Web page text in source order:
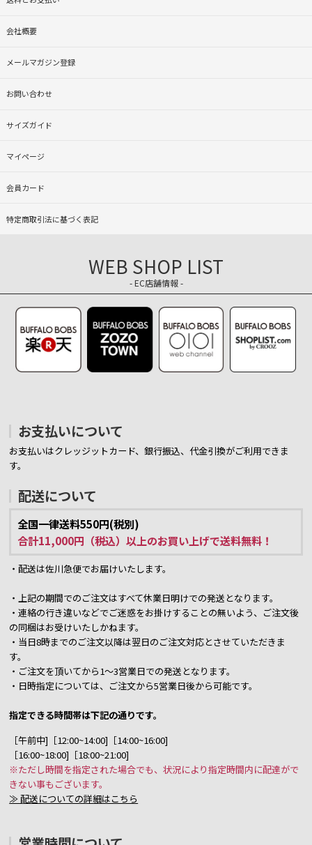
会社概要
メールマガジン登録
お問い合わせ
サイズガイド
マイページ
会員カード
特定商取引法に基づく表記
WEB SHOP LIST
- EC店舗情報 -
お支払いについて
お支払いはクレッジットカード、銀行振込、代金引換がご利用できま
す。
配送について
全国一律送料550円(税別)
合計11,000円（税込）以上のお買い上げで送料無料！
・配送は佐川急便でお届けいたします。
・上記の期間でのご注文はすべて休業日明けでの発送となります。
・連絡の行き違いなどでご迷惑をお掛けすることの無いよう、ご注文後
の同梱はお受けいたしかねます。
・当日8時までのご注文以降は翌日のご注文対応とさせていただきま
す。
・ご注文を頂いてから1～3営業日での発送となります。
・日時指定については、ご注文から5営業日後から可能です。
指定できる時間帯は下記の通りです。
［午前中]［12:00~14:00]［14:00~16:00]
［16:00~18:00]［18:00~21:00]
※ただし時間を指定された場合でも、状況により指定時間内に配達がで
きない事もございます。
≫ 配送についての詳細はこちら